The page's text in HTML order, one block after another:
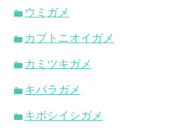
ウミガメ
カブトニオイガメ
カミツキガメ
キバラガメ
キボシイシガメ